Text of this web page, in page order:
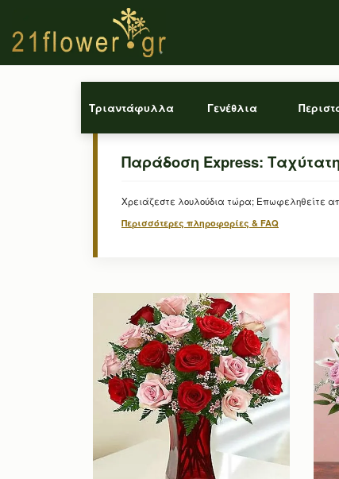
Τριαντάφυλλα Γενέθλια
Παράδοση Express:
Χρειάζεστε λουλούδια τώρα; Επωφεληθείτε
Περισσότερες πληροφορίες & FAQ